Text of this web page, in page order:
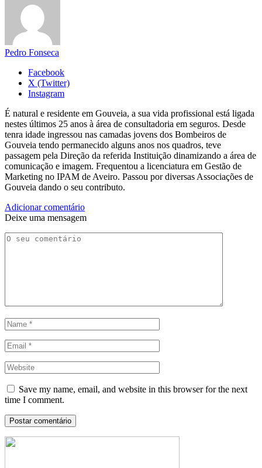
Pedro Fonseca
Facebook
X (Twitter)
Instagram
É natural e residente em Gouveia, a sua vida profissional está ligada
nestes últimos 25 anos à área de consultadoria em seguros. Desde
tenra idade ingressou nas camadas jovens dos Bombeiros de
Gouveia tendo permanecido alguns anos nos quadros, teve
passagem pela Direção da referida Instituição dinamizando a área de
comunicação e imagem. Frequentou a licenciatura em Gestão de
Marketing no IPAM de Aveiro. Passou por diversas Associações de
Gouveia dando o seu contributo.
Adicionar comentário
Deixe uma mensagem
Save my name, email, and website in this browser for the next
time I comment.